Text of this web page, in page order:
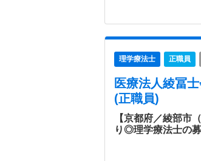
理学療法士 正職員
医療法人綾冨
(正職員)
【京都府／綾部
り◎理学療法士の募